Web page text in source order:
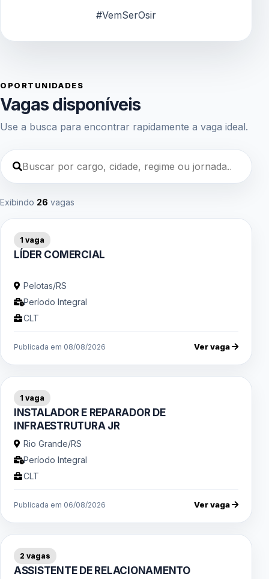
#VemSerOsir
OPORTUNIDADES
Vagas disponíveis
Use a busca para encontrar rapidamente a vaga ideal.
Exibindo 26 vagas
1 vaga
LÍDER COMERCIAL
Pelotas/RS
Período Integral
CLT
Publicada em 08/08/2026 Ver vaga
1 vaga
INSTALADOR E REPARADOR DE
INFRAESTRUTURA JR
Rio Grande/RS
Período Integral
CLT
Publicada em 06/08/2026 Ver vaga
2 vagas
ASSISTENTE DE RELACIONAMENTO